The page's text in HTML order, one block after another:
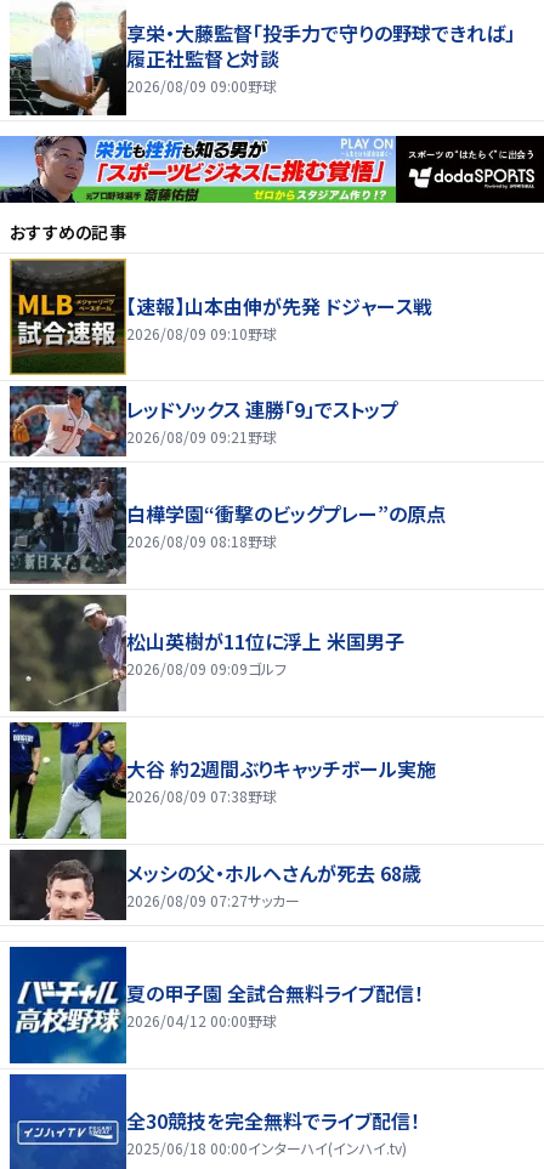
享栄・大藤監督「投手力で守りの野球できれば」
履正社監督と対談
2026/08/09 09:00野球
おすすめの記事
【速報】山本由伸が先発 ドジャース戦
2026/08/09 09:10野球
レッドソックス 連勝「9」でストップ
2026/08/09 09:21野球
白樺学園“衝撃のビッグプレー”の原点
2026/08/09 08:18野球
松山英樹が11位に浮上 米国男子
2026/08/09 09:09ゴルフ
大谷 約2週間ぶりキャッチボール実施
2026/08/09 07:38野球
メッシの父・ホルヘさんが死去 68歳
2026/08/09 07:27サッカー
夏の甲子園 全試合無料ライブ配信！
2026/04/12 00:00野球
全30競技を完全無料でライブ配信！
2025/06/18 00:00インターハイ(インハイ.tv)